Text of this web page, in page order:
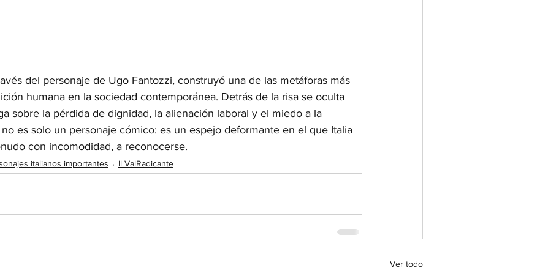
del personaje de Ugo Fantozzi, construyó una de las metáforas más
humana en la sociedad contemporánea. Detrás de la risa se oculta
sobre la pérdida de dignidad, la alienación laboral y el miedo a la
es solo un personaje cómico: es un espejo deformante en el que Italia
con incomodidad, a reconocerse.
italianos importantes Il ValRadicante
Ver todo